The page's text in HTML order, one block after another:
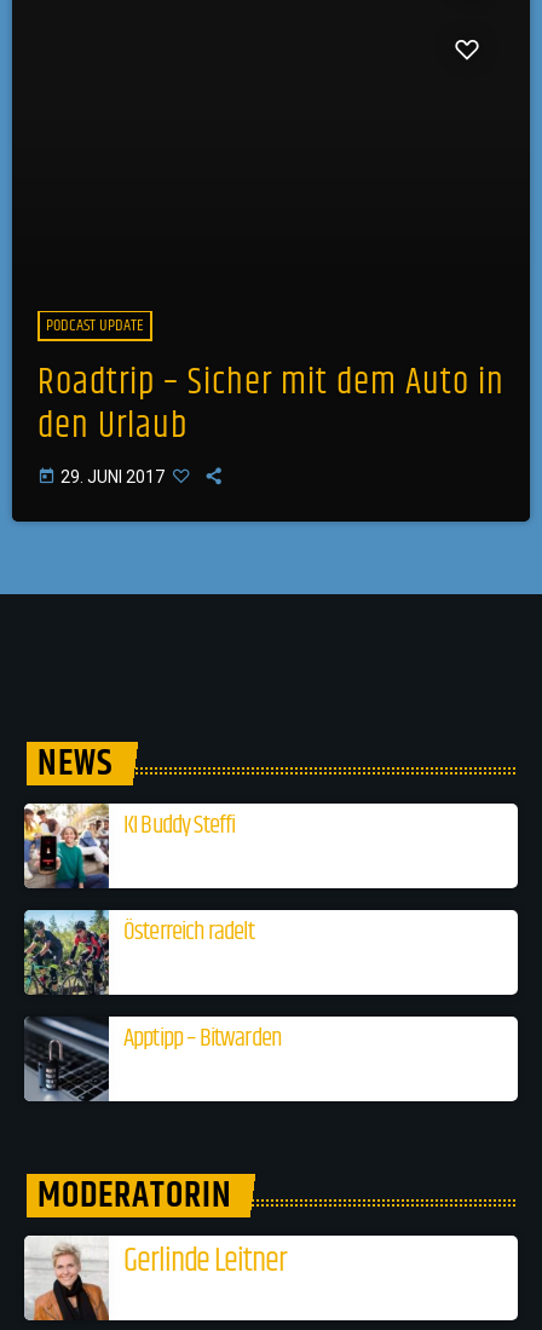
PODCAST UPDATE
Roadtrip – Sicher mit dem Auto in
den Urlaub
today 29. JUNI 2017
NEWS
KI Buddy Steffi
Österreich radelt
Apptipp – Bitwarden
MODERATORIN
Gerlinde Leitner